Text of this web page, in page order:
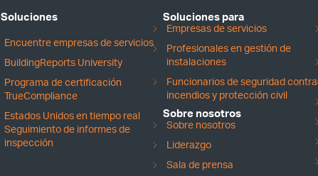
Soluciones
Encuentre empresas de servicios
BuildingReports University
Programa de certificación
TrueCompliance
Estados Unidos en tiempo real
Seguimiento de informes de
inspección
Soluciones para
Empresas de servicios
Profesionales en gestión de
instalaciones
Funcionarios de seguridad contra
incendios y protección civil
Sobre nosotros
Sobre nosotros
Liderazgo
Sala de prensa